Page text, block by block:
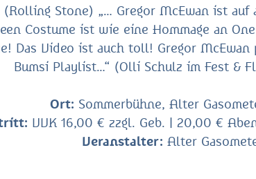
(Rolling Stone) „… Gregor McEwan ist
Costume ist wie eine Hommage an
Das Video ist auch toll! Gregor
Bumsi Playlist…“ (Olli Schulz im Fest &
Ort: Sommerbühne, Alter
VVK 16,00 € zzgl. Geb. | 20,00 €
Veranstalter: Alter